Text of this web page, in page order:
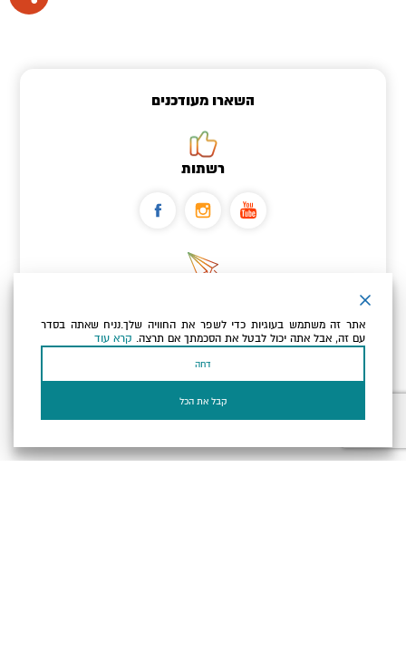
השארו מעודכנים
רשתות
כתובת הדוא"ל שלך
אני מאשר/ת שקראתי ומסכים/הלמדיניות הפרטיות ולמדיניות
אתר זה משתמש בעוגיות כדי לשפר את החוויה שלך.נניח שאתה בסדר
עם זה, אבל אתה יכול לבטל את הסכמתך אם תרצה. קרא עוד
דחה
קבל את הכל